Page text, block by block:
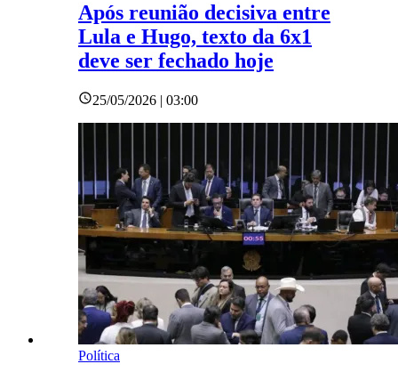
Após reunião decisiva entre
Lula e Hugo, texto da 6x1
deve ser fechado hoje
25/05/2026 | 03:00
Política